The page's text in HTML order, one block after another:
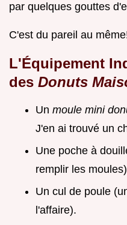
par quelques gouttes
C'est du pareil au
L'Équipement
des Donuts
Un moule mini
J'en ai trouvé un
Une poche à
remplir les
Un cul de poule
l'affaire).